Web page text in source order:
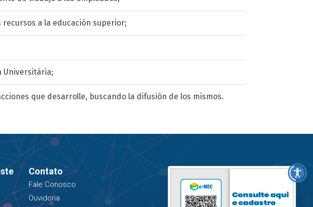
a la educación superior;
Universitária;
que desarrolle, buscando la difusión de los mismos.
Contato
Fale Conosco
Ouvidoria